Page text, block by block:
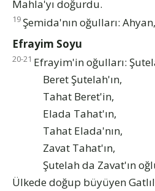
Mahla'yı doğurdu.
19 Şemida'nın oğulları:
Efrayim Soyu
20-21 Efrayim'in oğulları:
Beret Şutelah'ın,
Tahat Beret'in,
Elada Tahat'ın,
Tahat Elada'nın,
Zavat Tahat'ın,
Şutelah da Zavat'ın
Ülkede doğup büyüyen